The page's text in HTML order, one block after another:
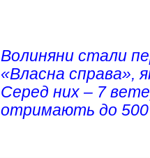
Волиняни стали
«Власна справа»,
Серед них – 7
отримають до 500